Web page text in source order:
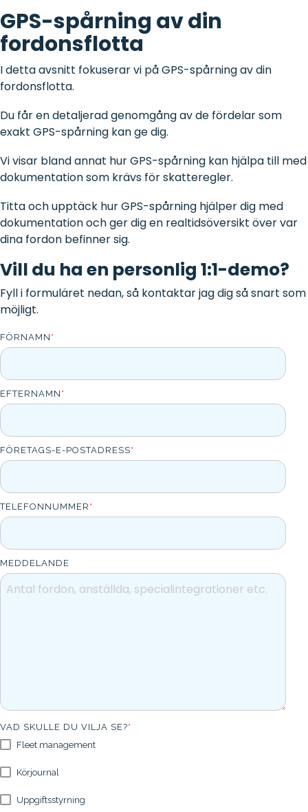
Asset
management
Administration
och
spårning
och
material.
Skador
&
Mobil
skadeanmälan
och fullt
utnyttjande
av
försäkringar.
Uppgiftsstyrning
Hantera
uppgifter
och koppla
utrustning
eller
anställd. AirPlus
Corporate
AirPlus-
transaktioner
GPS-spårning av din
fordonsflotta
I detta avsnitt fokuserar vi på GPS-spårning av din
fordonsflotta.
Du får en detaljerad genomgång av de fördelar som
exakt GPS-spårning kan ge dig.
Vi visar bland annat hur GPS-spårning kan hjälpa till med
dokumentation som krävs för skatteregler.
Titta och upptäck hur GPS-spårning hjälper dig med
dokumentation och ger dig en realtidsöversikt över var
dina fordon befinner sig.
Vill du ha en personlig 1:1-demo?
Fyll i formuläret nedan, så kontaktar jag dig så snart som
möjligt.
FÖRNAMN *
EFTERNAMN *
FÖRETAGS-E-POSTADRESS*
TELEFONNUMMER *
MEDDELANDE
VAD SKULLE DU VILJA SE?*
Fleet management
Körjournal
Uppgiftsstyrning